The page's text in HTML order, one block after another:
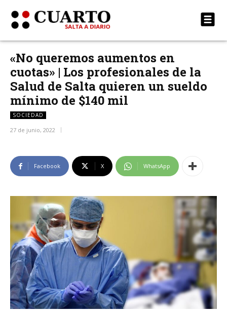
«No queremos aumentos en
cuotas» | Los profesionales de la
Salud de Salta quieren un sueldo
mínimo de $140 mil
SOCIEDAD
27 de junio, 2022
Facebook X WhatsApp